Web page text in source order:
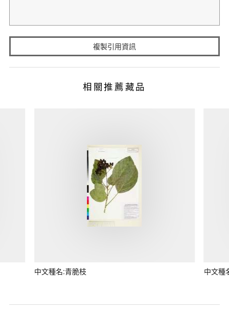
複製引用資訊
相關推薦藏品
中文種名:青脆枝 中文種